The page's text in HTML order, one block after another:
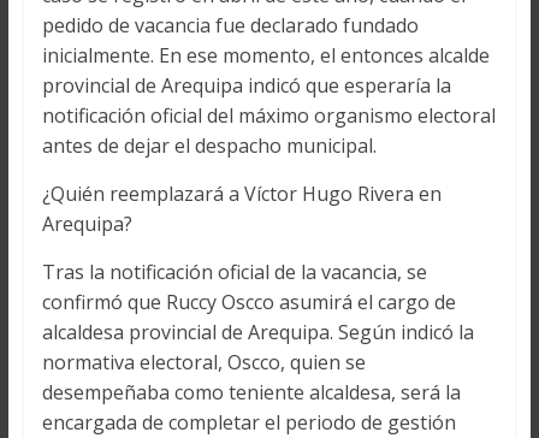
pedido de vacancia fue declarado fundado
inicialmente. En ese momento, el entonces alcalde
provincial de Arequipa indicó que esperaría la
notificación oficial del máximo organismo electoral
antes de dejar el despacho municipal.
¿Quién reemplazará a Víctor Hugo Rivera en
Arequipa?
Tras la notificación oficial de la vacancia, se
confirmó que Ruccy Oscco asumirá el cargo de
alcaldesa provincial de Arequipa. Según indicó la
normativa electoral, Oscco, quien se
desempeñaba como teniente alcaldesa, será la
encargada de completar el periodo de gestión